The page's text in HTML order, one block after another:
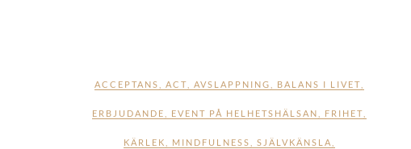
ACCEPTANS ,ACT ,AVSLAPPNING BALANS I LIVET
ERBJUDANDE EVENT PÅ HELHETSHÄLSAN FRIHET
KÄRLEK MINDFULNESS ,SJÄLVKÄNSLA